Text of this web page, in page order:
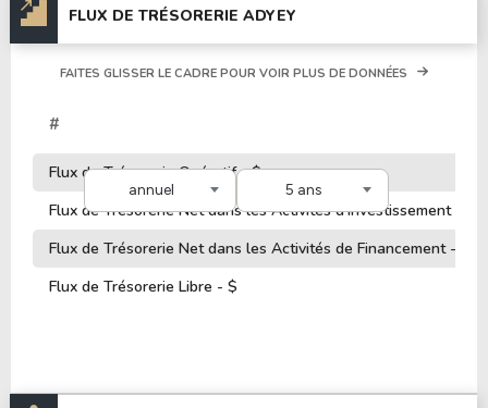
FLUX DE TRÉSORERIE ADYEY
annuel 5 ans
FAITES GLISSER LE CADRE POUR VOIR PLUS DE DONNÉES
#
Flux de Trésorerie Opératif - $
Flux de Trésorerie Net dans les Activités d'Investissement - $
Flux de Trésorerie Net dans les Activités de Financement - $
Flux de Trésorerie Libre - $